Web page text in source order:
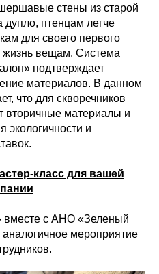
стены из старой
птенцам легче
для своего первого
вещам. Система
подтверждает
материалов. В данном
что для скворечников
вторичные материалы и
экологичности и
класс для вашей
вместе с АНО «Зеленый
аналогичное мероприятие